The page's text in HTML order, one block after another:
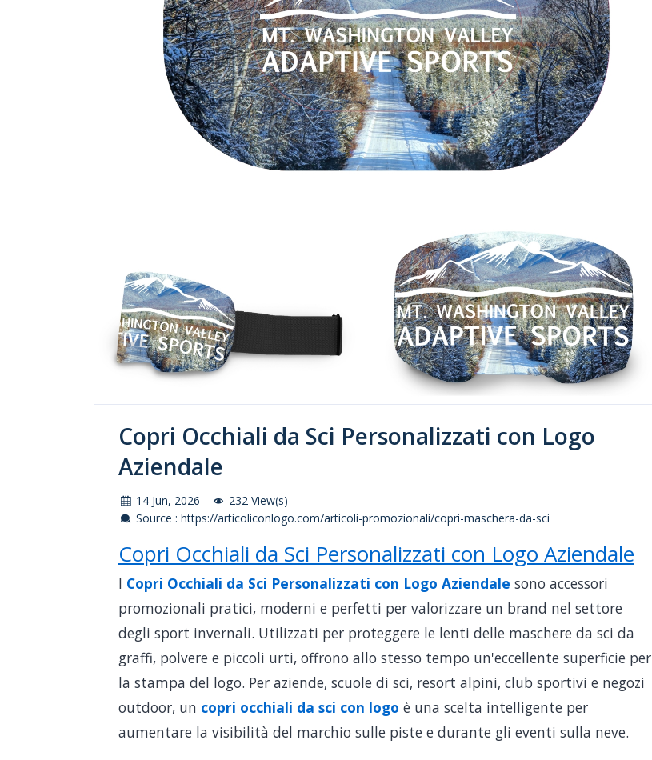
Copri Occhiali da Sci Personalizzati con Logo
Aziendale
14 Jun, 2026
232 View(s)
Source : https://articoliconlogo.com/articoli-promozionali/copri-maschera-da-sci
Copri Occhiali da Sci Personalizzati con Logo Aziendale
I Copri Occhiali da Sci Personalizzati con Logo Aziendale sono accessori
promozionali pratici, moderni e perfetti per valorizzare un brand nel settore
degli sport invernali. Utilizzati per proteggere le lenti delle maschere da sci da
graffi, polvere e piccoli urti, offrono allo stesso tempo un'eccellente superficie per
la stampa del logo. Per aziende, scuole di sci, resort alpini, club sportivi e negozi
outdoor, un copri occhiali da sci con logo è una scelta intelligente per
aumentare la visibilità del marchio sulle piste e durante gli eventi sulla neve.